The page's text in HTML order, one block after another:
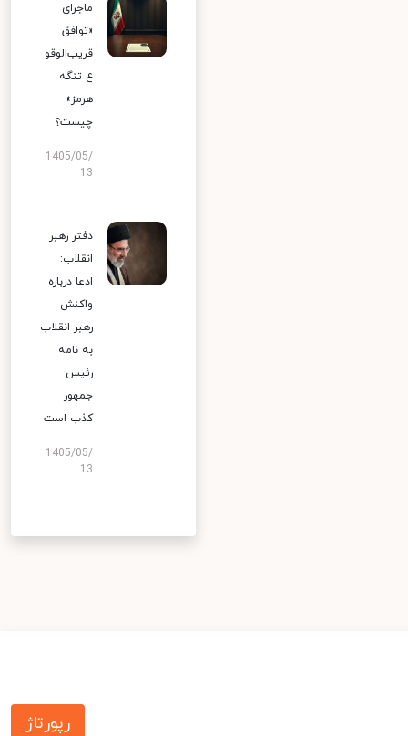
ماجرای
«توافق
قریب‌الوقو
ع تنگه
هرمز»
چیست؟
1405/05/
13
دفتر رهبر
انقلاب:
ادعا درباره
واکنش
رهبر انقلاب
به نامه
رئیس
جمهور
کذب است
1405/05/
13
رپورتاژ